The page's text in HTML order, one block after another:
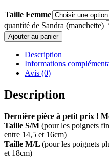
Taille Femme
quantité de Sandra (manchette)
Ajouter au panier
Description
Informations
Avis (0)
Description
Dernière pièce à petit prix !
Taille S/M (pour les poignets
entre 14,5 et 16cm)
Taille M/L (pour les poignets
et 18cm)